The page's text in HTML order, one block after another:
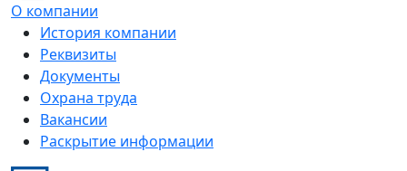
О компании
История компании
Реквизиты
Документы
Охрана труда
Вакансии
Раскрытие информации